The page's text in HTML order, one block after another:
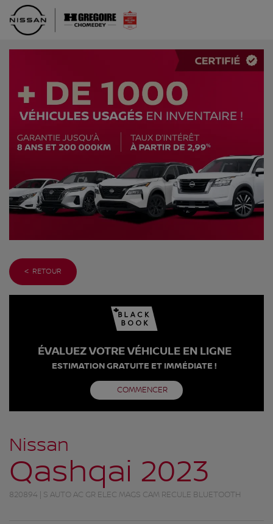
< RETOUR
ÉVALUEZ VOTRE VÉHICULE EN LIGNE
ESTIMATION GRATUITE ET IMMÉDIATE !
COMMENCER
Nissan
Qashqai 2023
820894 | S AUTO AC GR ELEC MAGS CAM RECULE BLUETOOTH